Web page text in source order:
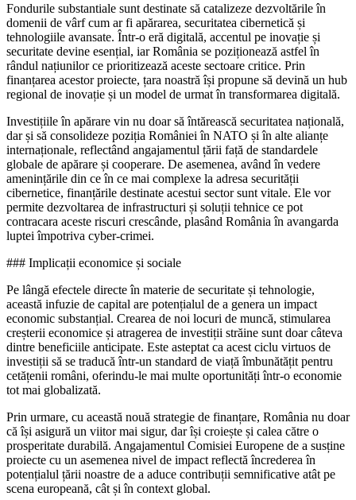
Fondurile substantiale sunt destinate să catalizeze dezvoltările în
domenii de vârf cum ar fi apărarea, securitatea cibernetică și
tehnologiile avansate. Într-o eră digitală, accentul pe inovație și
securitate devine esențial, iar România se poziționează astfel în
rândul națiunilor ce prioritizează aceste sectoare critice. Prin
finanțarea acestor proiecte, țara noastră își propune să devină un hub
regional de inovație și un model de urmat în transformarea digitală.
Investițiile în apărare vin nu doar să întărească securitatea națională,
dar și să consolideze poziția României în NATO și în alte alianțe
internaționale, reflectând angajamentul țării față de standardele
globale de apărare și cooperare. De asemenea, având în vedere
amenințările din ce în ce mai complexe la adresa securității
cibernetice, finanțările destinate acestui sector sunt vitale. Ele vor
permite dezvoltarea de infrastructuri și soluții tehnice ce pot
contracara aceste riscuri crescânde, plasând România în avangarda
luptei împotriva cyber-crimei.
### Implicații economice și sociale
Pe lângă efectele directe în materie de securitate și tehnologie,
această infuzie de capital are potențialul de a genera un impact
economic substanțial. Crearea de noi locuri de muncă, stimularea
creșterii economice și atragerea de investiții străine sunt doar câteva
dintre beneficiile anticipate. Este asteptat ca acest ciclu virtuos de
investiții să se traducă într-un standard de viață îmbunătățit pentru
cetățenii români, oferindu-le mai multe oportunități într-o economie
tot mai globalizată.
Prin urmare, cu această nouă strategie de finanțare, România nu doar
că își asigură un viitor mai sigur, dar își croiește și calea către o
prosperitate durabilă. Angajamentul Comisiei Europene de a susține
proiecte cu un asemenea nivel de impact reflectă încrederea în
potențialul țării noastre de a aduce contribuții semnificative atât pe
scena europeană, cât și în context global.